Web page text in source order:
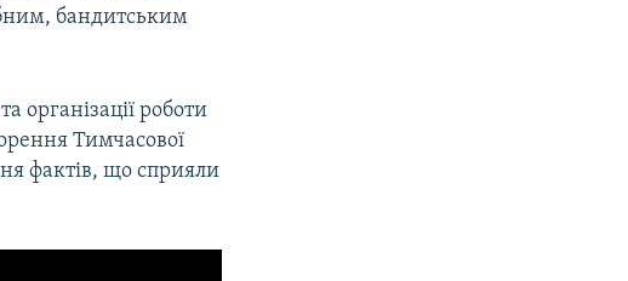
бандитським
організації роботи
Тимчасової
фактів, що сприяли